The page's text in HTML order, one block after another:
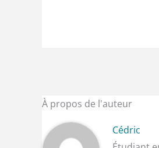
À propos de l'auteur
Cédric